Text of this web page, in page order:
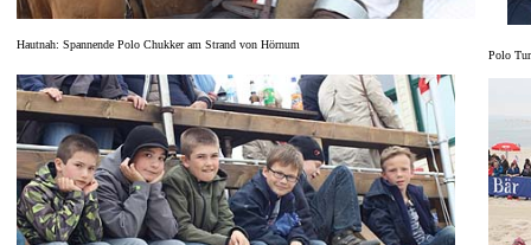
Hautnah: Spannende Polo Chukker am Strand von Hörnum
Polo